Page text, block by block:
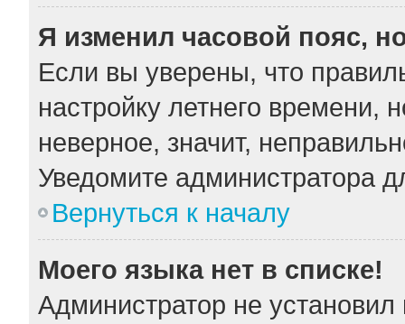
Я изменил часовой пояс,
Если вы уверены, что
настройку летнего времени,
неверное, значит,
Уведомите администратора
Вернуться к началу
Моего языка нет в списке!
Администратор не